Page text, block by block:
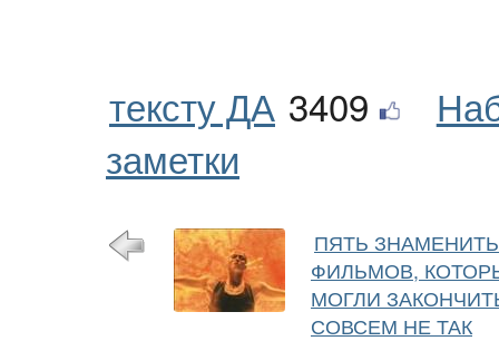
тексту ДА 3409
заметки
ПЯТЬ
ФИЛЬМОВ,
МОГЛИ
СОВСЕМ НЕ ТАК